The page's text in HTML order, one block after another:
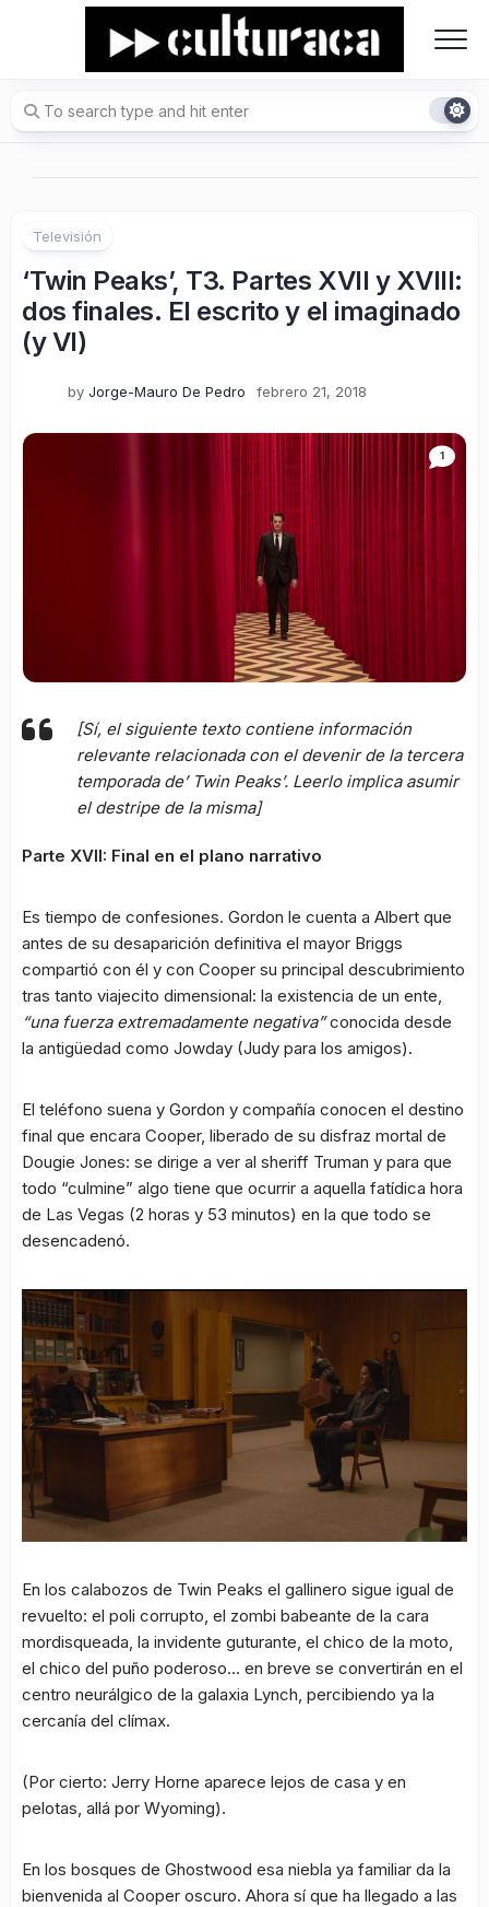
Televisión
‘Twin Peaks’, T3. Partes XVII y XVIII:
dos finales. El escrito y el imaginado
(y VI)
by Jorge-Mauro De Pedro febrero 21, 2018
1
[Sí, el siguiente texto contiene información
relevante relacionada con el devenir de la tercera
temporada de’ Twin Peaks’. Leerlo implica asumir
el destripe de la misma]
Parte XVII: Final en el plano narrativo
Es tiempo de confesiones. Gordon le cuenta a Albert que
antes de su desaparición definitiva el mayor Briggs
compartió con él y con Cooper su principal descubrimiento
tras tanto viajecito dimensional: la existencia de un ente,
“una fuerza extremadamente negativa”conocida desde
la antigüedad como Jowday (Judy para los amigos).
El teléfono suena y Gordon y compañía conocen el destino
final que encara Cooper, liberado de su disfraz mortal de
Dougie Jones: se dirige a ver al sheriff Truman y para que
todo “culmine” algo tiene que ocurrir a aquella fatídica hora
de Las Vegas (2 horas y 53 minutos) en la que todo se
desencadenó.
En los calabozos de Twin Peaks el gallinero sigue igual de
revuelto: el poli corrupto, el zombi babeante de la cara
mordisqueada, la invidente guturante, el chico de la moto,
el chico del puño poderoso… en breve se convertirán en el
centro neurálgico de la galaxia Lynch, percibiendo ya la
cercanía del clímax.
(Por cierto: Jerry Horne aparece lejos de casa y en
pelotas, allá por Wyoming).
En los bosques de Ghostwood esa niebla ya familiar da la
bienvenida al Cooper oscuro. Ahora sí que ha llegado a las